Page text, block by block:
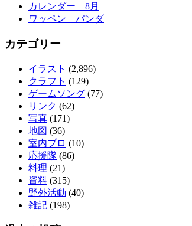
カレンダー 8月
ワッペン パンダ
カテゴリー
イラスト (2,896)
クラフト (129)
ゲームソング (77)
リンク (62)
写真 (171)
地図 (36)
室内プロ (10)
応援隊 (86)
料理 (21)
資料 (315)
野外活動 (40)
雑記 (198)